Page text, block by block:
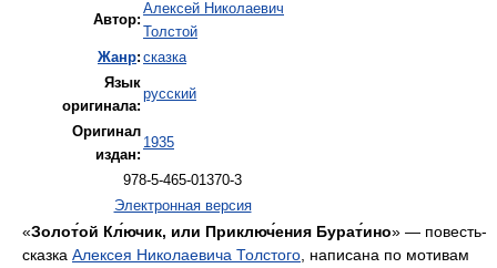
Автор:
Алексей Николаевич
Толстой
Жанр: сказка
Язык
оригинала:
русский
Оригинал
издан:
1935
978-5-465-01370-3
Электронная версия
«Золот́ой Кл́ючик, или Приключ́ения Бурат́ино» — повесть-
сказка Алексея Николаевича Толстого , написана по мотивам